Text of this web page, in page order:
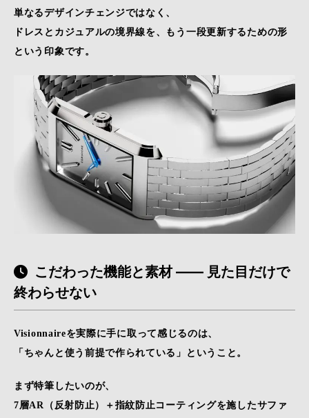
単なるデザインチェンジではなく、
ドレスとカジュアルの境界線を、もう一段更新するための形
という印象です。
こだわった機能と素材 —— 見た目だけで
終わらせない
Visionnaireを実際に手に取って感じるのは、
「ちゃんと使う前提で作られている」ということ。
まず特筆したいのが、
7層AR（反射防止）＋指紋防止コーティングを施したサファ